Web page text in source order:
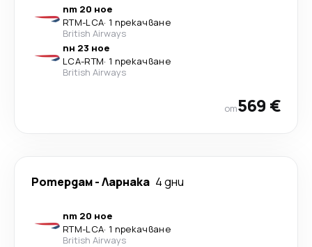
пт 20 ное
RTM-LCA· 1 прекачване
British Airways
пн 23 ное
LCA-RTM· 1 прекачване
British Airways
от569 €
Ротердам-Ларнака 4 дни
пт 20 ное
RTM-LCA· 1 прекачване
British Airways